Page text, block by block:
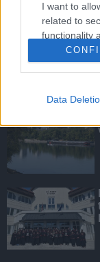
I want to
related to
functionality
user
Data